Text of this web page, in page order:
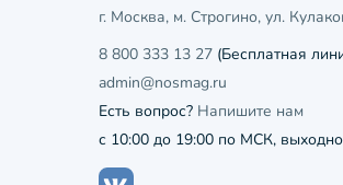
г. Москва, м. Строгино, ул.
8 800 333 13 27(Бесплатная
admin@nosmag.ru
Есть вопрос? Напишите нам
с 10:00 до 19:00 по МСК,